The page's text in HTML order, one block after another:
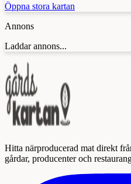
Öppna stora kartan
Annons
Laddar annons...
Hitta närproducerad mat direkt
gårdar, producenter och